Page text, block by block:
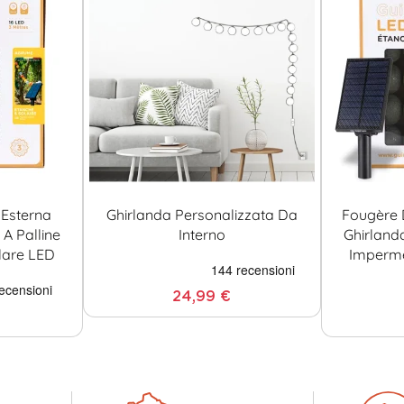
Palline
LED
Ghirlanda Personalizzata Da
Interno
24,99 €
Fougère